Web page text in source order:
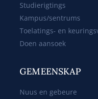
Studierigtings
Kampus/sentrums
Toelatings- en
Doen aansoek
GEMEENSKAP
Nuus en gebeure